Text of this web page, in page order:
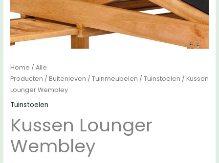
Home /Alle
Producten /Buitenleven /Tuinmeubelen /Tuinstoelen / Kussen
Lounger Wembley
Tuinstoelen
Kussen Lounger
Wembley